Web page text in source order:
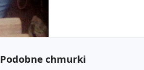
Podobne chmurki